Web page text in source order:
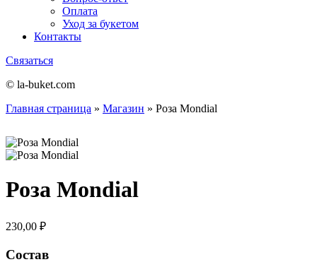
Оплата
Уход за букетом
Контакты
Связаться
© la-buket.com
Главная страница » Магазин » Роза Mondial
Роза Mondial
230,00 ₽
Состав